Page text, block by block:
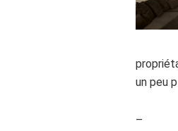
un peu
–